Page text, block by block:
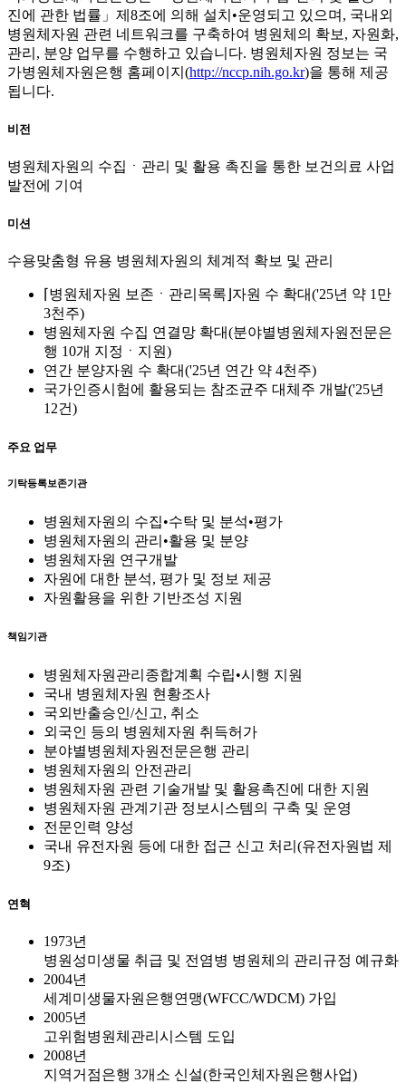
진에 관한 법률」제8조에 의해 설치•운영되고 있으며, 국내외
병원체자원 관련 네트워크를 구축하여 병원체의 확보, 자원화,
관리, 분양 업무를 수행하고 있습니다. 병원체자원 정보는 국
가병원체자원은행 홈페이지(http://nccp.nih.go.kr)을 통해 제공
됩니다.
비전
병원체자원의 수집ㆍ관리 및 활용 촉진을 통한 보건의료 사업
발전에 기여
미션
수용맞춤형 유용 병원체자원의 체계적 확보 및 관리
⌈병원체자원 보존ㆍ관리목록⌋자원 수 확대('25년 약 1만
3천주)
병원체자원 수집 연결망 확대(분야별병원체자원전문은
행 10개 지정ㆍ지원)
연간 분양자원 수 확대('25년 연간 약 4천주)
국가인증시험에 활용되는 참조균주 대체주 개발('25년
12건)
주요 업무
기탁등록보존기관
병원체자원의 수집•수탁 및 분석•평가
병원체자원의 관리•활용 및 분양
병원체자원 연구개발
자원에 대한 분석, 평가 및 정보 제공
자원활용을 위한 기반조성 지원
책임기관
병원체자원관리종합계획 수립•시행 지원
국내 병원체자원 현황조사
국외반출승인/신고, 취소
외국인 등의 병원체자원 취득허가
분야별병원체자원전문은행 관리
병원체자원의 안전관리
병원체자원 관련 기술개발 및 활용촉진에 대한 지원
병원체자원 관계기관 정보시스템의 구축 및 운영
전문인력 양성
국내 유전자원 등에 대한 접근 신고 처리(유전자원법 제
9조)
연혁
1973년
병원성미생물 취급 및 전염병 병원체의 관리규정 예규화
2004년
세계미생물자원은행연맹(WFCC/WDCM) 가입
2005년
고위험병원체관리시스템 도입
2008년
지역거점은행 3개소 신설(한국인체자원은행사업)